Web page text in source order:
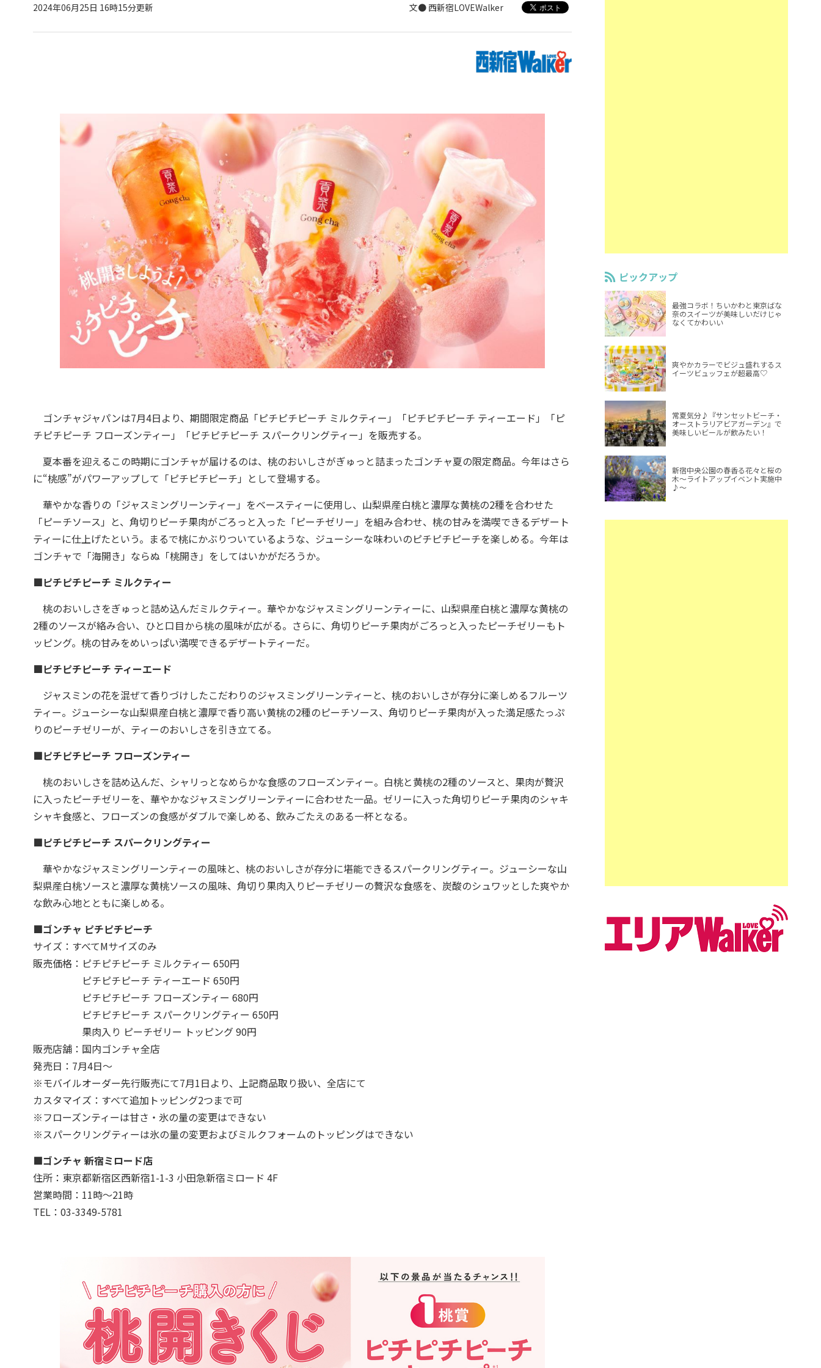
2024年06月25日 16時15分更新 文● 西新宿LOVEWalker
ゴンチャジャパンは7月4日より、期間限定商品「ピチピチピーチ ミルクティー」「ピチピチピーチ ティーエード」「ピ
チピチピーチ フローズンティー」「ピチピチピーチ スパークリングティー」を販売する。
夏本番を迎えるこの時期にゴンチャが届けるのは、桃のおいしさがぎゅっと詰まったゴンチャ夏の限定商品。今年はさら
に“桃感”がパワーアップして「ピチピチピーチ」として登場する。
華やかな香りの「ジャスミングリーンティー」をベースティーに使用し、山梨県産白桃と濃厚な黄桃の2種を合わせた
「ピーチソース」と、角切りピーチ果肉がごろっと入った「ピーチゼリー」を組み合わせ、桃の甘みを満喫できるデザート
ティーに仕上げたという。まるで桃にかぶりついているような、ジューシーな味わいのピチピチピーチを楽しめる。今年は
ゴンチャで「海開き」ならぬ「桃開き」をしてはいかがだろうか。
■ピチピチピーチ ミルクティー
桃のおいしさをぎゅっと詰め込んだミルクティー。華やかなジャスミングリーンティーに、山梨県産白桃と濃厚な黄桃の
2種のソースが絡み合い、ひと口目から桃の風味が広がる。さらに、角切りピーチ果肉がごろっと入ったピーチゼリーもト
ッピング。桃の甘みをめいっぱい満喫できるデザートティーだ。
■ピチピチピーチ ティーエード
ジャスミンの花を混ぜて香りづけしたこだわりのジャスミングリーンティーと、桃のおいしさが存分に楽しめるフルーツ
ティー。ジューシーな山梨県産白桃と濃厚で香り高い黄桃の2種のピーチソース、角切りピーチ果肉が入った満足感たっぷ
りのピーチゼリーが、ティーのおいしさを引き立てる。
■ピチピチピーチ フローズンティー
桃のおいしさを詰め込んだ、シャリっとなめらかな食感のフローズンティー。白桃と黄桃の2種のソースと、果肉が贅沢
に入ったピーチゼリーを、華やかなジャスミングリーンティーに合わせた一品。ゼリーに入った角切りピーチ果肉のシャキ
シャキ食感と、フローズンの食感がダブルで楽しめる、飲みごたえのある一杯となる。
■ピチピチピーチ スパークリングティー
華やかなジャスミングリーンティーの風味と、桃のおいしさが存分に堪能できるスパークリングティー。ジューシーな山
梨県産白桃ソースと濃厚な黄桃ソースの風味、角切り果肉入りピーチゼリーの贅沢な食感を、炭酸のシュワッとした爽やか
な飲み心地とともに楽しめる。
■ゴンチャ ピチピチピーチ
サイズ：すべてMサイズのみ
販売価格：ピチピチピーチ ミルクティー 650円
ピチピチピーチ ティーエード 650円
ピチピチピーチ フローズンティー 680円
ピチピチピーチ スパークリングティー 650円
果肉入り ピーチゼリー トッピング 90円
販売店舗：国内ゴンチャ全店
発売日：7月4日～
※モバイルオーダー先行販売にて7月1日より、上記商品取り扱い、全店にて
カスタマイズ：すべて追加トッピング2つまで可
※フローズンティーは甘さ・氷の量の変更はできない
※スパークリングティーは氷の量の変更およびミルクフォームのトッピングはできない
■ゴンチャ 新宿ミロード店
住所：東京都新宿区西新宿1-1-3 小田急新宿ミロード 4F
営業時間：11時～21時
TEL：03-3349-5781
ピックアップ
最強コラボ！ちいかわと東京ばな
奈のスイーツが美味しいだけじゃ
なくてかわいい
爽やかカラーでビジュ盛れするス
イーツビュッフェが超最高♡
常夏気分♪『サンセットビーチ・
オーストラリアビアガーデン』で
美味しいビールが飲みたい！
新宿中央公園の春香る花々と桜の
木～ライトアップイベント実施中
♪～